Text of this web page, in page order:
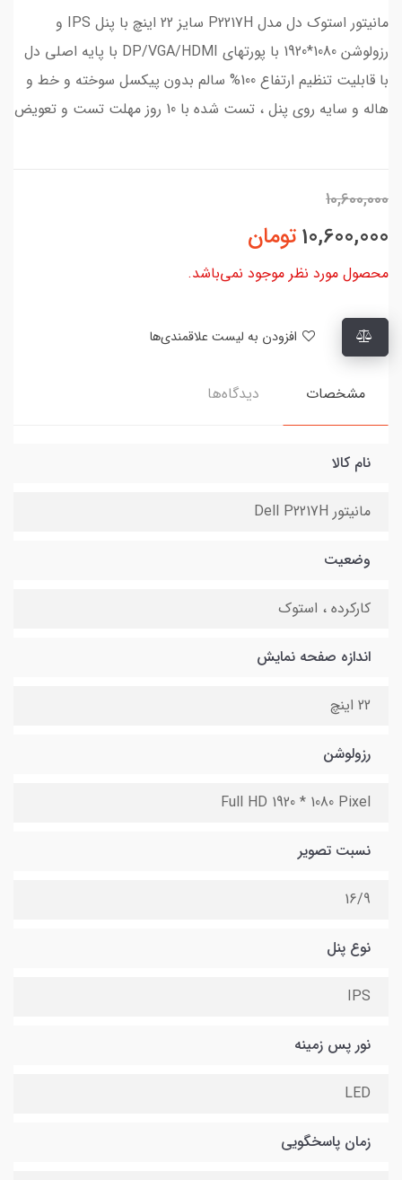
مانیتور استوک دل مدل P2217H سایز 22 اینچ با پنل IPS و
رزولوشن 1080*1920 با پورتهای DP/VGA/HDMI با پایه اصلی دل
با قابلیت تنظیم ارتفاع 100% سالم بدون پیکسل سوخته و خط و
هاله و سایه روی پنل ، تست شده با 10 روز مهلت تست و تعویض
10,600,000
10,600,000تومان
محصول مورد نظر موجود نمی‌باشد.
مشخصات دیدگاه‌ها
نام کالا
مانیتور Dell P2217H
وضعیت
کارکرده ، استوک
اندازه صفحه نمایش
22 اینچ
رزولوشن
Full HD 1920 * 1080 Pixel
نسبت تصویر
16/9
نوع پنل
IPS
نور پس زمینه
LED
زمان پاسخگویی